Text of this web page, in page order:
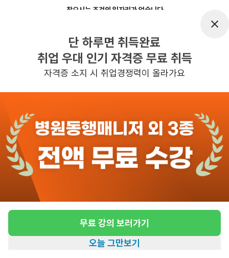
찾으시는 조건의 일자리가 없습니다
반경 3KM 이내의 일자리 확인하기
단 하루면 취득완료
취업 우대 인기 자격증 무료 취득
자격증 소지 시 취업경쟁력이 올라가요
무료 강의 보러가기
오늘 그만보기